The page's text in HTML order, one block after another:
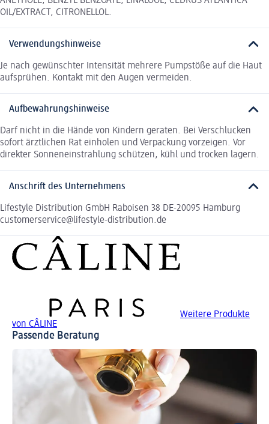
OIL/EXTRACT, CITRONELLOL.
Verwendungshinweise
Je nach gewünschter Intensität mehrere Pumpstöße auf die Haut
aufsprühen. Kontakt mit den Augen vermeiden.
Aufbewahrungshinweise
Darf nicht in die Hände von Kindern geraten. Bei Verschlucken
sofort ärztlichen Rat einholen und Verpackung vorzeigen. Vor
direkter Sonneneinstrahlung schützen, kühl und trocken lagern.
Anschrift des Unternehmens
Lifestyle Distribution GmbH Raboisen 38 DE-20095 Hamburg
customerservice@lifestyle-distribution.de
Weitere Produkte
von CÂLINE
Passende Beratung